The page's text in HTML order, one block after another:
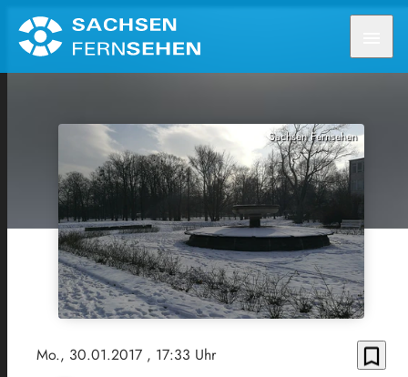
Sachsen Fernsehen
Mo., 30.01.2017 , 17:33 Uhr bookmark_border